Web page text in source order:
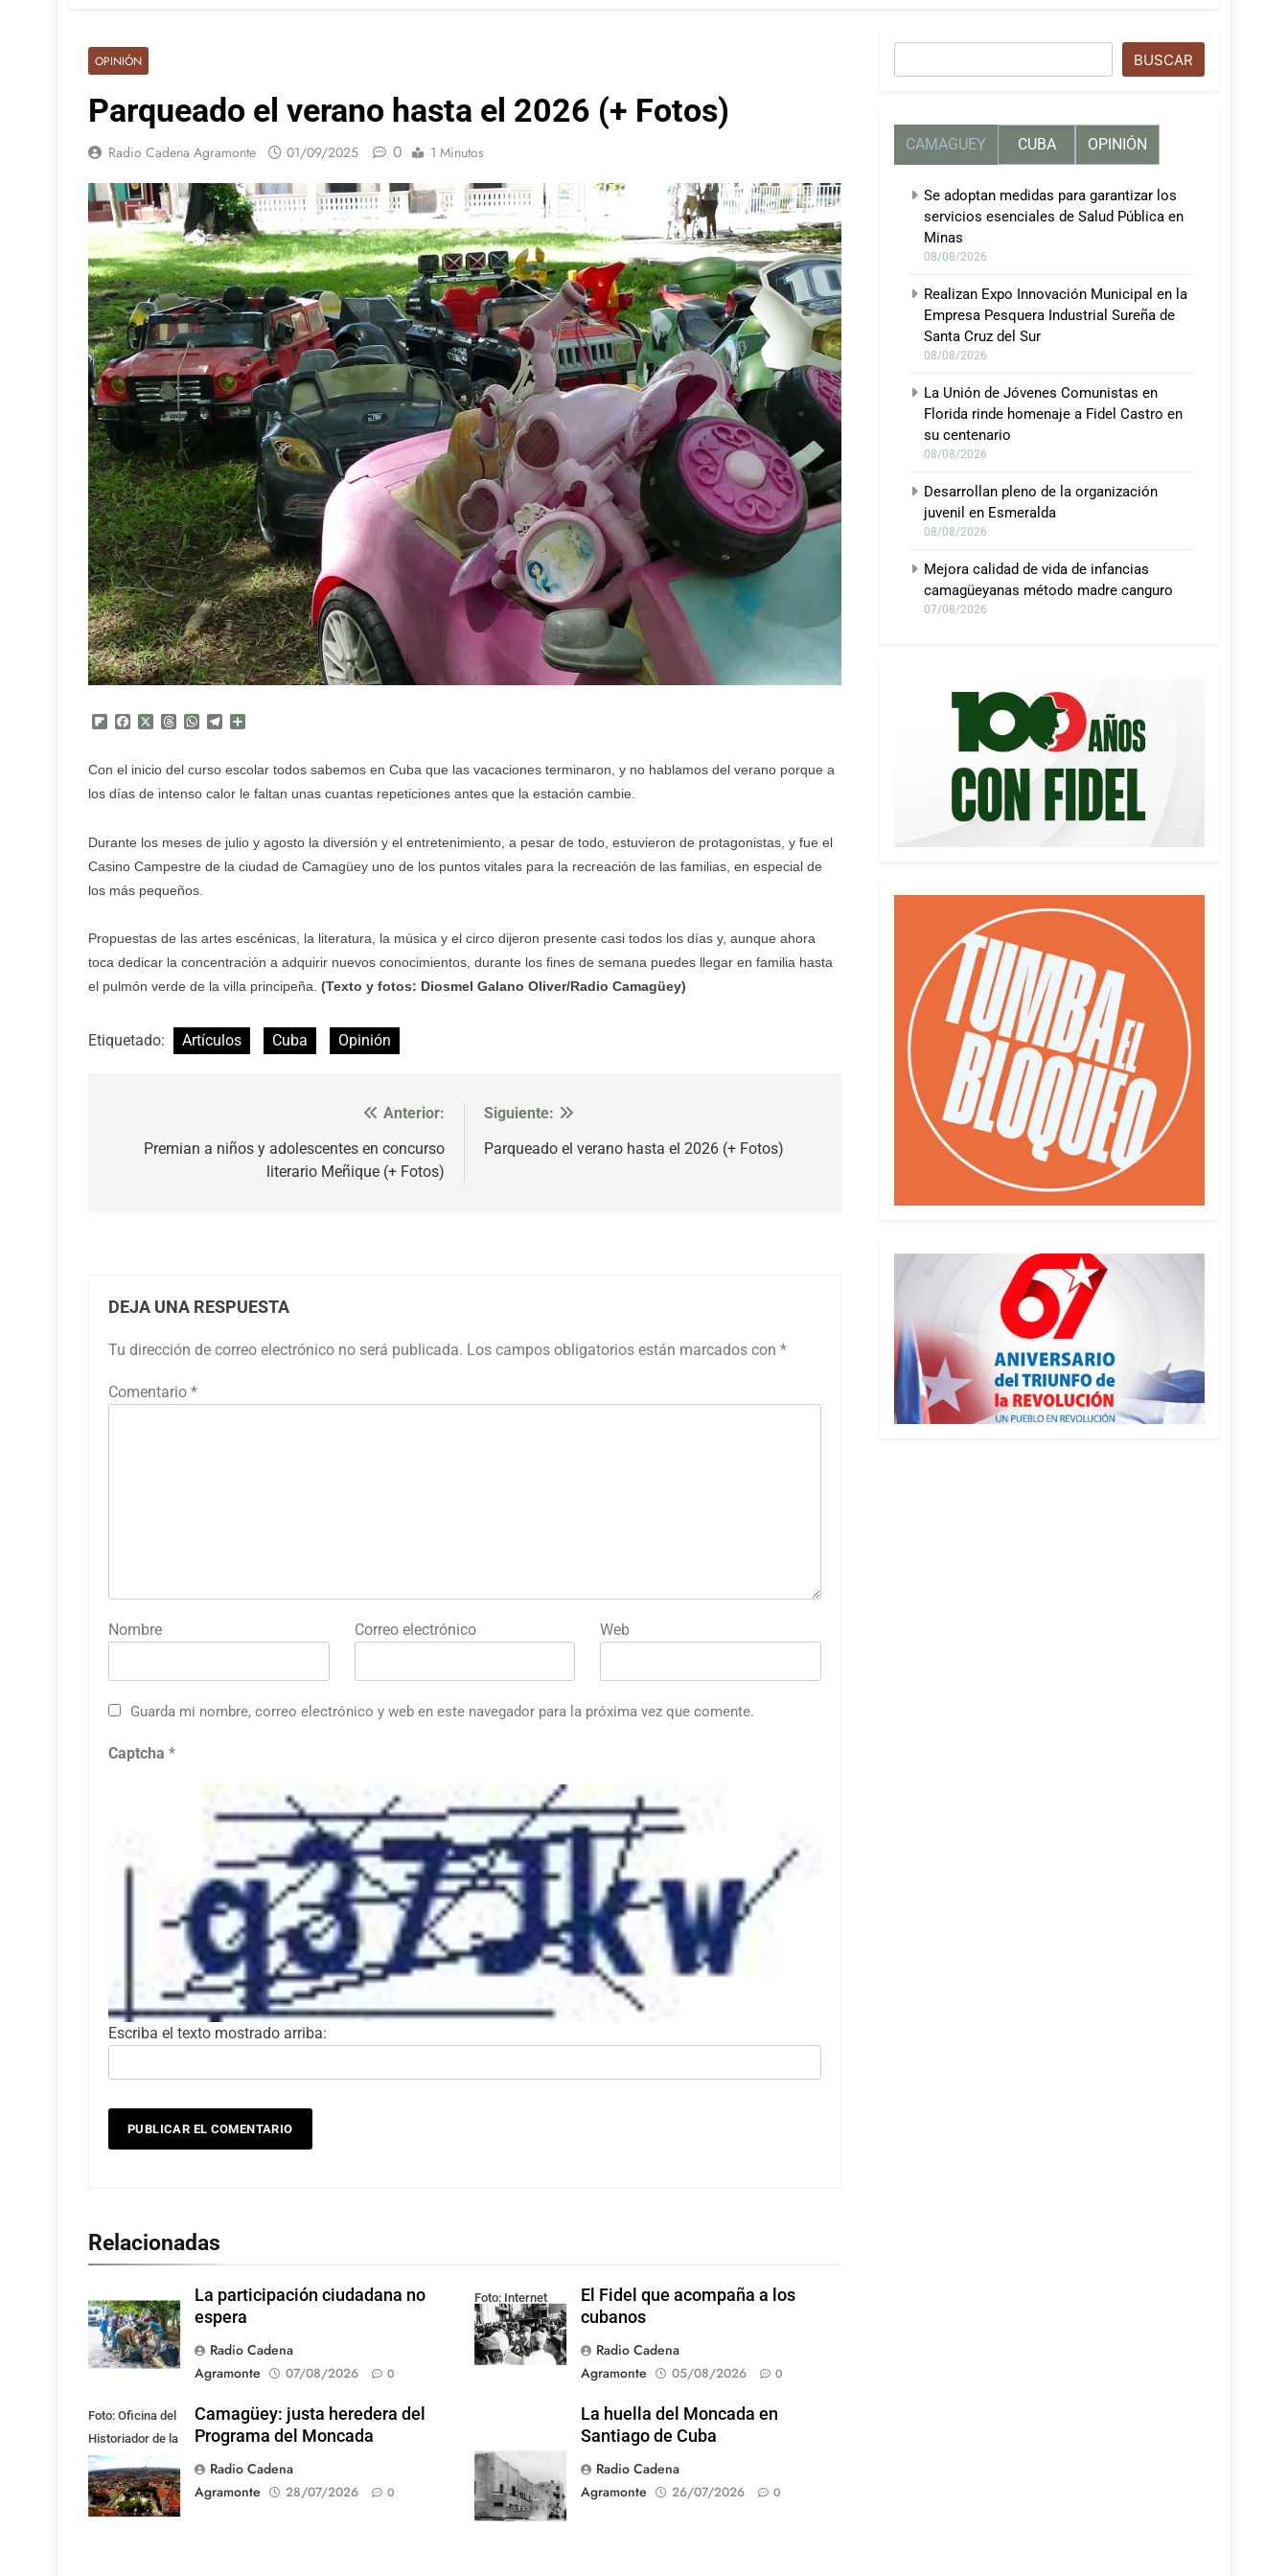
OPINIÓN
Parqueado el verano hasta el 2026 (+ Fotos)
Radio Cadena Agramonte 01/09/2025 0 1 Minutos
Flipboard
FacebookThreadsWhatsApp
Telegram
Con el inicio del curso escolar todos sabemos en Cuba que las vacaciones terminaron, y no hablamos del verano porque a
los días de intenso calor le faltan unas cuantas repeticiones antes que la estación cambie.
Durante los meses de julio y agosto la diversión y el entretenimiento, a pesar de todo, estuvieron de protagonistas, y fue el
Casino Campestre de la ciudad de Camagüey uno de los puntos vitales para la recreación de las familias, en especial de
los más pequeños.
Propuestas de las artes escénicas, la literatura, la música y el circo dijeron presente casi todos los días y, aunque ahora
toca dedicar la concentración a adquirir nuevos conocimientos, durante los fines de semana puedes llegar en familia hasta
el pulmón verde de la villa principeña. (Texto y fotos: Diosmel Galano Oliver/Radio Camagüey)
Etiquetado: Artículos Cuba Opinión
Anterior:
Premian a niños y adolescentes en concurso
literario Meñique (+ Fotos)
Siguiente:
Parqueado el verano hasta el 2026 (+ Fotos)
DEJA UNA RESPUESTA
Tu dirección de correo electrónico no será publicada. Los campos obligatorios están marcados con *
Comentario *
Nombre Correo electrónico Web
Guarda mi nombre, correo electrónico y web en este navegador para la próxima vez que comente.
Captcha *
Escriba el texto mostrado arriba:
Relacionadas
La participación ciudadana no
espera
Radio Cadena
Agramonte
07/08/2026 0
Foto: Internet
El Fidel que acompaña a los
cubanos
Radio Cadena
Agramonte
05/08/2026 0
Foto: Oficina del
Historiador de la
Ciudad de
Camagüey
Camagüey: justa heredera del
Programa del Moncada
Radio Cadena
Agramonte
28/07/2026 0
La huella del Moncada en
Santiago de Cuba
Radio Cadena
Agramonte
26/07/2026 0
BUSCAR
CAMAGUEY CUBA OPINIÓN
Se adoptan medidas para garantizar los
servicios esenciales de Salud Pública en
Minas
08/08/2026
Realizan Expo Innovación Municipal en la
Empresa Pesquera Industrial Sureña de
Santa Cruz del Sur
08/08/2026
La Unión de Jóvenes Comunistas en
Florida rinde homenaje a Fidel Castro en
su centenario
08/08/2026
Desarrollan pleno de la organización
juvenil en Esmeralda
08/08/2026
Mejora calidad de vida de infancias
camagüeyanas método madre canguro
07/08/2026